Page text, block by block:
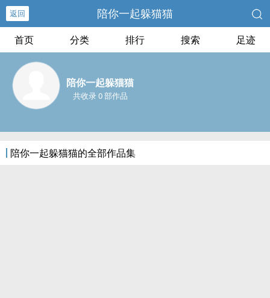
返回 陪你一起躲猫猫
首页 分类 排行 搜索 足迹
陪你一起躲猫猫
共收录 0 部作品
陪你一起躲猫猫的全部作品集